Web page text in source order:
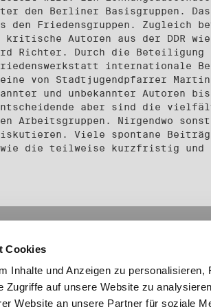
Cookies
Inhalte und Anzeigen zu personalisieren,
Zugriffe auf unsere Website zu
Website an unsere Partner für soziale
den Berliner Basisgruppen.
den Friedensgruppen.
Autoren aus der DDR wie
Richter. Durch die Beteiligung
internationale
von Stadtjugendpfarrer
und unbekannter Autoren
aber sind die
Nirgendwo sonst
Viele spontane
wie die teilweise kurzfristig